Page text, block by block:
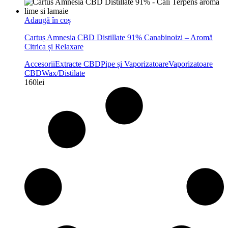
Adaugă în coș
Cartuș Amnesia CBD Distillate 91% Canabinoizi – Aromă
Citrica și Relaxare
AccesoriiExtracte CBDPipe și VaporizatoareVaporizatoare
CBDWax/Distilate
160lei